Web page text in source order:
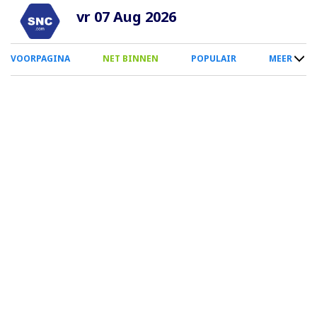
Overslaan
naar
inhoud
vr 07 Aug 2026
0
Smartphone
VOORPAGINA NET BINNEN POPULAIR MEER